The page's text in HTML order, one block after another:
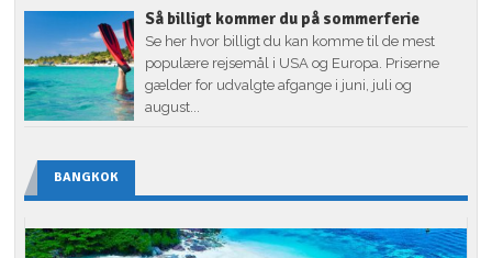
Så billigt kommer du på sommerferie
Se her hvor billigt du kan komme til de mest
populære rejsemål i USA og Europa. Priserne
gælder for udvalgte afgange i juni, juli og
august...
BANGKOK